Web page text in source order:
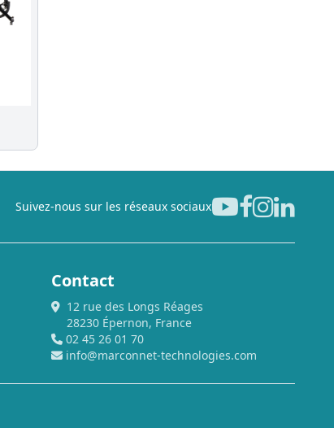
Suivez-nous sur les réseaux sociaux
Contact
12 rue des Longs Réages
28230 Épernon, France
02 45 26 01 70
info@marconnet-technologies.com